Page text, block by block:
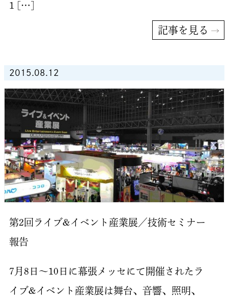
1 […]
記事を見る
2015.08.12
第2回ライブ&イベント産業展／技術セミナー
報告
7月8日～10日に幕張メッセにて開催されたラ
イブ&イベント産業展は舞台、音響、照明、